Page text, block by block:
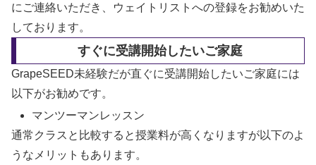
にご連絡いただき、ウェイトリストへの登録をお勧めいた
しております。
すぐに受講開始したいご家庭
GrapeSEED未経験だが直ぐに受講開始したいご家庭には
以下がお勧めです。
マンツーマンレッスン
通常クラスと比較すると授業料が高くなりますが以下のよ
うなメリットもあります。